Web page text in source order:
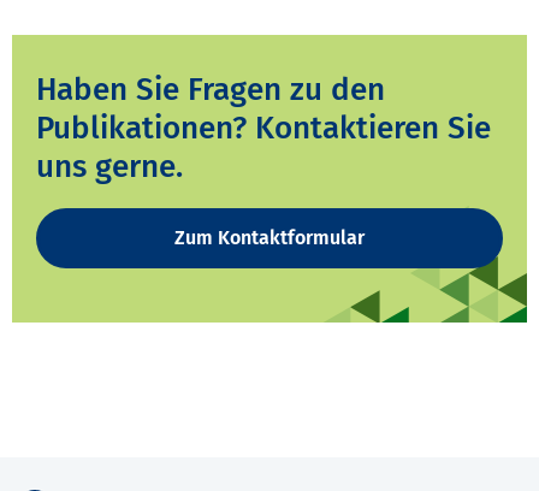
Haben Sie Fragen zu den
Publikationen? Kontaktieren Sie
uns gerne.
Zum Kontaktformular